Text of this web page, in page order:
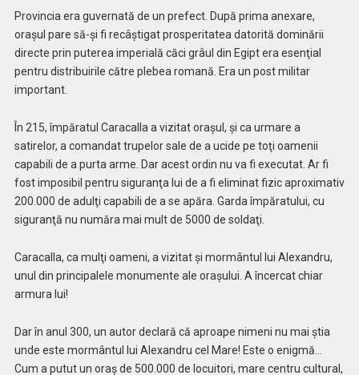
Provincia era guvernată de un prefect. După prima anexare,
oraşul pare să-şi fi recâştigat prosperitatea datorită dominării
directe prin puterea imperială căci grâul din Egipt era esenţial
pentru distribuirile către plebea romană. Era un post militar
important.
În 215, împăratul Caracalla a vizitat oraşul, şi ca urmare a
satirelor, a comandat trupelor sale de a ucide pe toţi oamenii
capabili de a purta arme. Dar acest ordin nu va fi executat. Ar fi
fost imposibil pentru siguranţa lui de a fi eliminat fizic aproximativ
200.000 de adulţi capabili de a se apăra. Garda împăratului, cu
siguranţă nu număra mai mult de 5000 de soldaţi.
Caracalla, ca mulţi oameni, a vizitat şi mormântul lui Alexandru,
unul din principalele monumente ale oraşului. A încercat chiar
armura lui!
Dar în anul 300, un autor declară că aproape nimeni nu mai ştia
unde este mormântul lui Alexandru cel Mare! Este o enigmă…
Cum a putut un oraş de 500.000 de locuitori, mare centru cultural,